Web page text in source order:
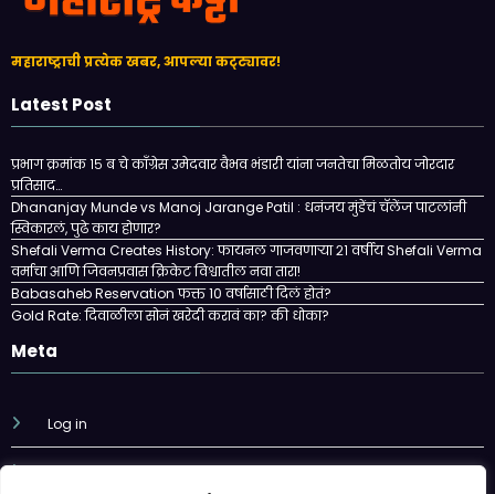
महाराष्ट्राची प्रत्येक खबर, आपल्या कट्ट्यावर!
Latest Post
प्रभाग क्रमांक १५ ब चे काँग्रेस उमेदवार वैभव भंडारी यांना जनतेचा मिळतोय जोरदार
प्रतिसाद…
Dhananjay Munde vs Manoj Jarange Patil : धनंजय मुंडेंचं चॅलेंज पाटलांनी
स्विकारलं, पुढे काय होणार?
Shefali Verma Creates History: फायनल गाजवणाऱ्या २१ वर्षीय Shefali Verma
वर्माचा आणि जिवनप्रवास क्रिकेट विश्वातील नवा तारा!
Babasaheb Reservation फक्त 10 वर्षासाठी दिलं होतं?
Gold Rate: दिवाळीला सोनं खरेदी करावं का? की धोका?
Meta
Log in
Entries feed